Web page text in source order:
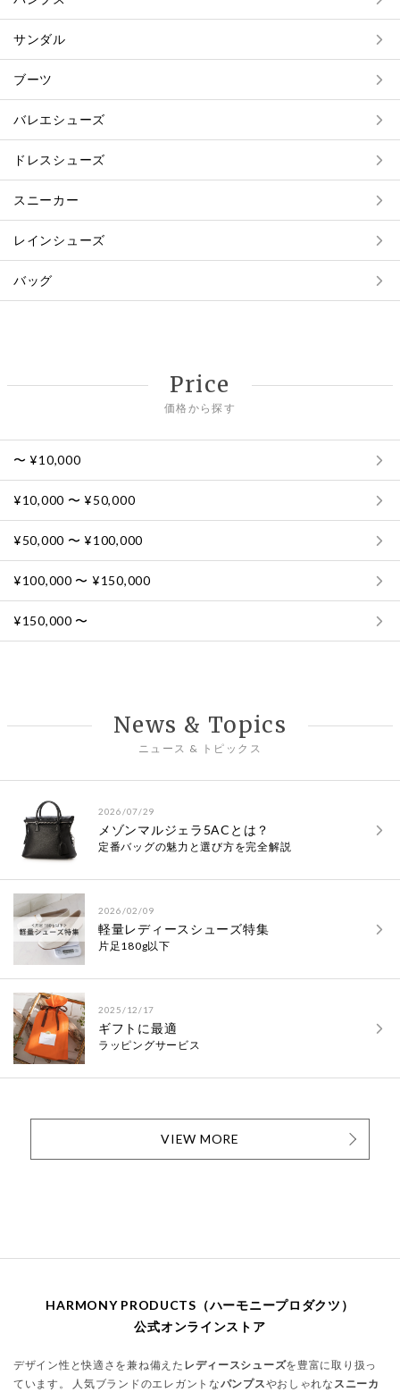
サンダル
ブーツ
バレエシューズ
ドレスシューズ
スニーカー
レインシューズ
バッグ
Price
価格から探す
〜 ¥10,000
¥10,000 〜 ¥50,000
¥50,000 〜 ¥100,000
¥100,000 〜 ¥150,000
¥150,000 〜
News & Topics
ニュース & トピックス
2026/07/29
メゾンマルジェラ5ACとは？
定番バッグの魅力と選び方を完全解説
2026/02/09
軽量レディースシューズ特集
片足180g以下
2025/12/17
ギフトに最適
ラッピングサービス
VIEW MORE
HARMONY PRODUCTS（ハーモニープロダクツ）
公式オンラインストア
デザイン性と快適さを兼ね備えた レディースシューズを豊富に取り扱っ
ています。 人気ブランドのエレガントなパンプスやおしゃれな スニーカ